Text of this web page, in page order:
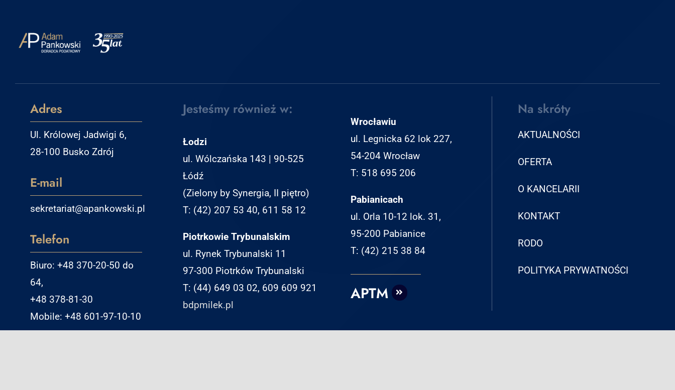
Adres
Ul. Królowej Jadwigi 6,
28-100 Busko Zdrój
E-mail
sekretariat@apankowski.pl
Telefon
Biuro: +48 370-20-50 do
64,
+48 378-81-30
Mobile: +48 601-97-10-10
Jesteśmy również w:
Łodzi
ul. Wólczańska 143 | 90-525
Łódź
(Zielony by Synergia, II piętro)
T: (42) 207 53 40, 611 58 12
Piotrkowie Trybunalskim
ul. Rynek Trybunalski 11
97-300 Piotrków Trybunalski
T: (44) 649 03 02, 609 609 921
bdpmilek.pl
Wrocławiu
ul. Legnicka 62 lok 227,
54-204 Wrocław
T: 518 695 206
Pabianicach
ul. Orla 10-12 lok. 31,
95-200 Pabianice
T: (42) 215 38 84
APTM
Na skróty
AKTUALNOŚCI
OFERTA
O KANCELARII
KONTAKT
RODO
POLITYKA PRYWATNOŚCI